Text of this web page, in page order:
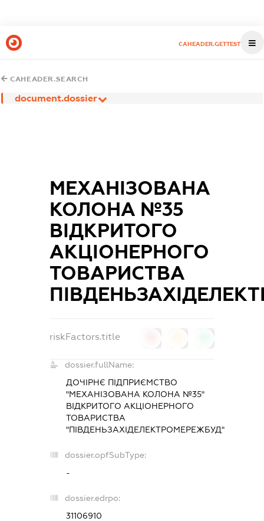
CAHEADER.GETTEST
CAHEADER.SEARCH
document.dossier
МЕХАНІЗОВАНА
КОЛОНА №35
ВІДКРИТОГО
АКЦІОНЕРНОГО
ТОВАРИСТВА
riskFactors.title
dossier.fullName:
ДОЧІРНЄ ПІДПРИЄМСТВО
"МЕХАНІЗОВАНА КОЛОНА №35"
ВІДКРИТОГО АКЦІОНЕРНОГО
ТОВАРИСТВА
"ПІВДЕНЬЗАХІДЕЛЕКТРОМЕРЕЖБУД"
dossier.opfSubType:
-
dossier.edrpo:
31106910